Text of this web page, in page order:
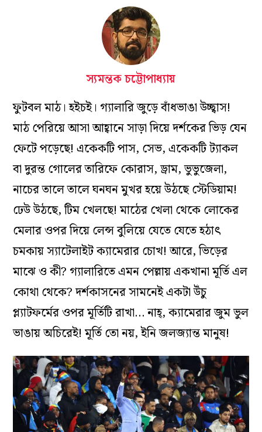
স্যমন্তক চট্টোপাধ্যায়
ফুটবল মাঠ। হইচই। গ্যালারি জুড়ে বাঁধভাঙা উচ্ছ্বাস!
মাঠ পেরিয়ে আসা আহ্বানে সাড়া দিয়ে দর্শকের ভিড় যেন
ফেটে পড়েছে! একেকটি পাস, সেভ, একেকটি ট্যাকল
বা দুরন্ত গোলের তারিফে কোরাস, ড্রাম, ভুভুজেলা,
নাচের তালে তালে ঘনঘন মুখর হয়ে উঠছে স্টেডিয়াম!
ঢেউ উঠছে, টিম খেলছে! মাঠের খেলা থেকে লোকের
মেলার ওপর দিয়ে লেন্স বুলিয়ে যেতে যেতে হঠাৎ
চমকায় স্যাটেলাইট ক্যামেরার চোখ! আরে, ভিড়ের
মাঝে ও কী? গ্যালারিতে এমন পেল্লায় একখানা মূর্তি এল
কোথা থেকে? দর্শকাসনের সামনেই একটা উঁচু
প্ল্যাটফর্মের ওপর মূর্তিটি রাখা… নাহ্, ক্যামেরার জুম ভুল
ভাঙায় অচিরেই! মূর্তি তো নয়, ইনি জলজ্যান্ত মানুষ!